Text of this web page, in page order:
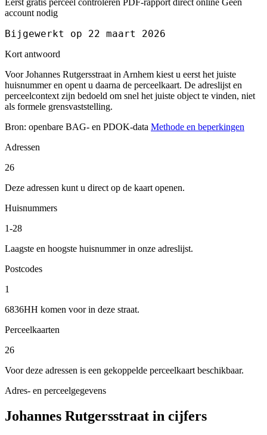
account nodig
Bijgewerkt op 22 maart 2026
Kort antwoord
Voor Johannes Rutgersstraat in Arnhem kiest u eerst het juiste
huisnummer en opent u daarna de perceelkaart. De adreslijst en
perceelcontext zijn bedoeld om snel het juiste object te vinden, niet
als formele grensvaststelling.
Bron: openbare BAG- en PDOK-data Methode en beperkingen
Adressen
26
Deze adressen kunt u direct op de kaart openen.
Huisnummers
1-28
Laagste en hoogste huisnummer in onze adreslijst.
Postcodes
1
6836HH komen voor in deze straat.
Perceelkaarten
26
Voor deze adressen is een gekoppelde perceelkaart beschikbaar.
Adres- en perceelgegevens
Johannes Rutgersstraat in cijfers